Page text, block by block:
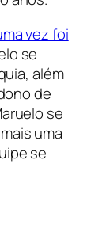
vez foi
se
além
de
se
uma
se